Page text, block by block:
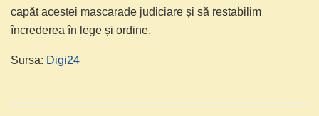
capăt acestei mascarade judiciare și să restabilim
încrederea în lege și ordine.
Sursa: Digi24